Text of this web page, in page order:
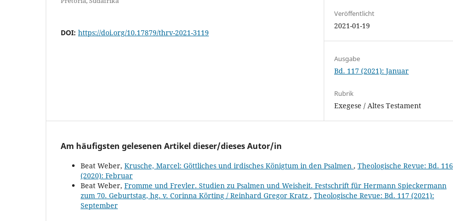
DOI: https://doi.org/10.17879/thrv-2021-3119
Veröffentlicht
2021-01-19
Ausgabe
Bd. 117 (2021): Januar
Rubrik
Exegese / Altes Testament
Am häufigsten gelesenen Artikel dieser/dieses Autor/in
Beat Weber, Krusche, Marcel: Göttliches und irdisches Königtum in den Psalmen , Theologische Revue: Bd. 116
(2020): Februar
Beat Weber, Fromme und Frevler. Studien zu Psalmen und Weisheit. Festschrift für Hermann Spieckermann
zum 70. Geburtstag, hg. v. Corinna Körting / Reinhard Gregor Kratz , Theologische Revue: Bd. 117 (2021):
September